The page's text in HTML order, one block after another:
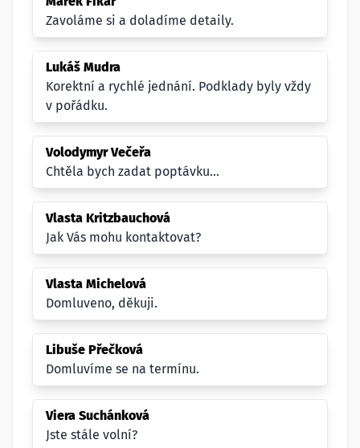
Zavoláme si a doladíme detaily.
Lukáš Mudra
Korektní a rychlé jednání. Podklady byly vždy
v pořádku.
Volodymyr Večeřa
Chtěla bych zadat poptávku...
Vlasta Kritzbauchová
Jak Vás mohu kontaktovat?
Vlasta Michelová
Domluveno, děkuji.
Libuše Přečková
Domluvíme se na termínu.
Viera Suchánková
Jste stále volní?